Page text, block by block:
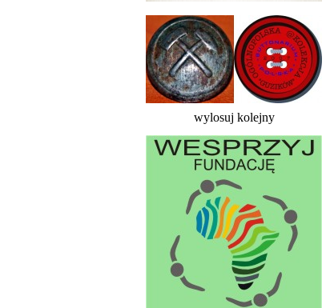
wylosuj kolejny